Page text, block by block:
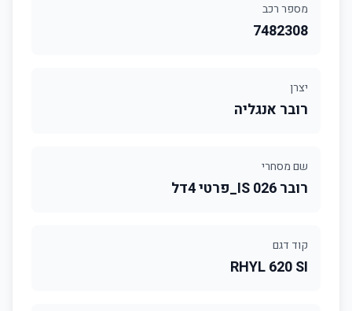
מספר רכב
7482308
יצרן
רובר אנגליה
שם מסחרי
רובר 026 IS_פרטי 4דל
קוד דגם
RHYL 620 SI